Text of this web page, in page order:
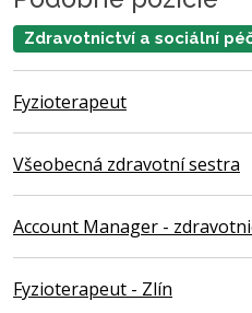
Zdravotnictví a sociální
Fyzioterapeut
Všeobecná zdravotní sestra
Account Manager -
Fyzioterapeut - Zlín